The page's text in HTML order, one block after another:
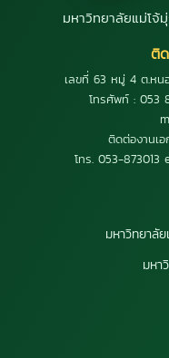
มหาวิทยาลัยแม่โจ้
ติ
เลขที่ 63 หมู่ 4 ต.หน
โทรศัพท์ : 053
ติดต่องานเ
โทร. 053-873013
มหาวิทยาลั
มหา